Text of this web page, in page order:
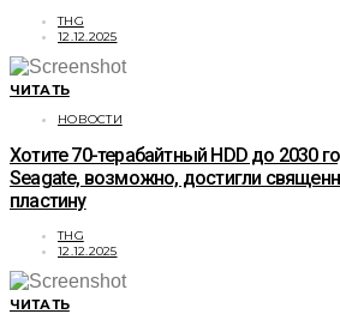
THG
12.12.2025
ЧИТАТЬ
НОВОСТИ
Хотите 70-терабайтный HDD до 2030
Seagate, возможно, достигли
пластину
THG
12.12.2025
ЧИТАТЬ